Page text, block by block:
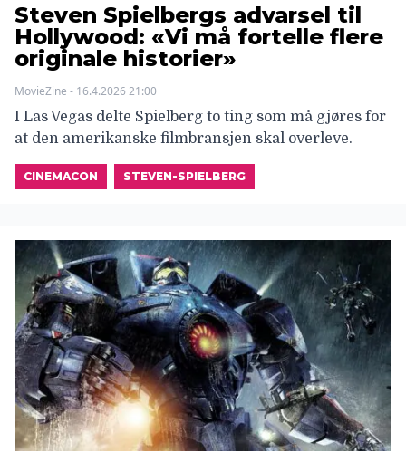
Steven Spielbergs advarsel til
Hollywood: «Vi må fortelle flere
originale historier»
MovieZine - 16.4.2026 21:00
I Las Vegas delte Spielberg to ting som må gjøres for
at den amerikanske filmbransjen skal overleve.
CINEMACON STEVEN-SPIELBERG